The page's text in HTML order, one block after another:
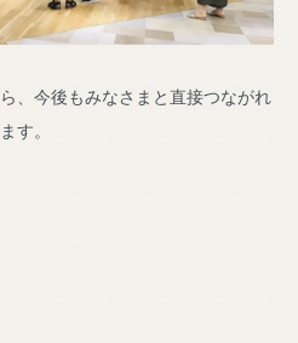
、今後もみなさまと直接つながれ
す。